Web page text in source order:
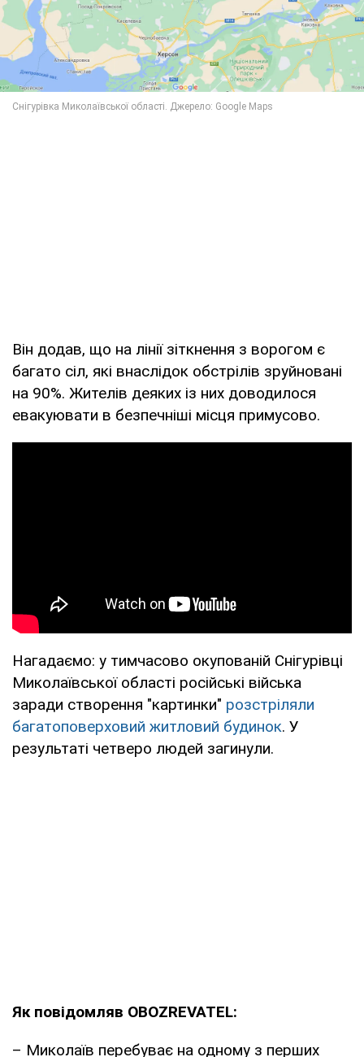
Він додав, що на лінії зіткнення з ворогом є
багато сіл, які внаслідок обстрілів зруйновані
на 90%. Жителів деяких із них доводилося
евакуювати в безпечніші місця примусово.
Нагадаємо: у тимчасово окупованій Снігурівці
Миколаївської області російські війська
заради створення "картинки" розстріляли
багатоповерховий житловий будинок. У
результаті четверо людей загинули.
Як повідомляв OBOZREVATEL:
– Миколаїв перебуває на одному з перших